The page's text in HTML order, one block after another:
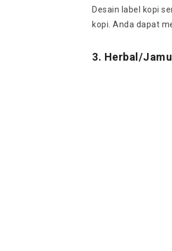
Desain label kopi
kopi. Anda dapat
3. Herbal/Jamu